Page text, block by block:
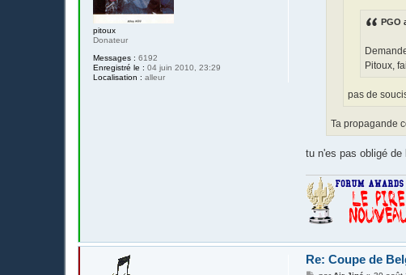
pitoux
Donateur
Messages : 6192
Enregistré le : 04 juin 2010, 23:29
Localisation : alleur
PGO
Pitoux,
pas de
Ta propagande
tu n'es pas obligé
Re: Coupe de